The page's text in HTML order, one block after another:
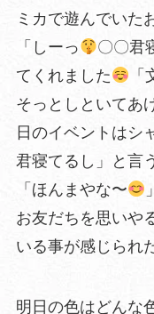
ミカで遊んでいた
「しーっ
〇〇君
てくれました
そっとしといてあ
日のイベントはシ
君寝てるし」と言
「ほんまやな〜
お友だちを思いや
いる事が感じられ
明日の色はどんな